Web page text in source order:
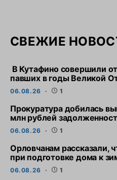
СВЕЖИЕ
В Кутафино совершили
павших в годы Великой
06.08.26 1
Прокуратура добилась
млн рублей
06.08.26 1
Орловчанам рассказали,
при подготовке дома к
06.08.26 1